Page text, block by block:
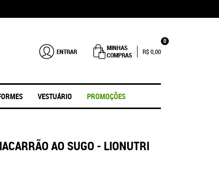
ENTRAR
MINHAS
COMPRAS
0
R$ 0,00
VESTUÁRIO PROMOÇÕES
AO SUGO - LIONUTRI